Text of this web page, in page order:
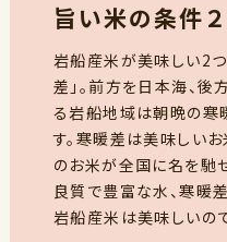
旨い米の条件２
岩船産米が美味しい2
差」。前方を日本海、
る岩船地域は朝晩の寒
す。寒暖差は美味しい
のお米が全国に名を馳
良質で豊富な水、寒暖
岩船産米は美味しいので